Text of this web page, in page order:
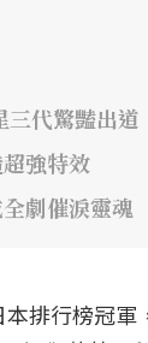
三代驚豔出道
強特效
劇催淚靈魂
排行榜冠軍